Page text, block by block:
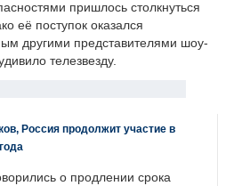
пришлось столкнуться
её поступок оказался
другими представителями шоу-
телезвезду.
Россия продолжит участие в
о продлении срока